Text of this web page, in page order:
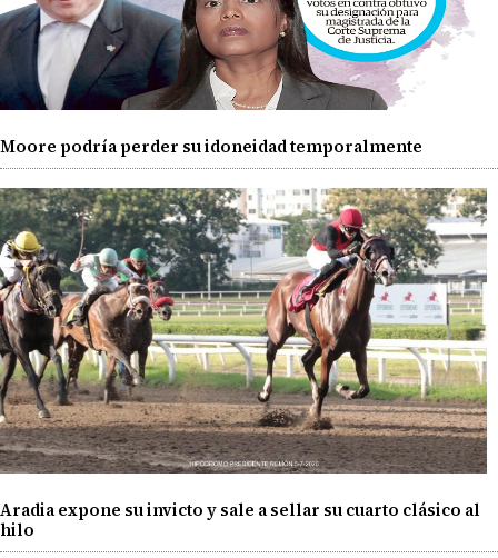
Moore podría perder su idoneidad temporalmente
Aradia expone su invicto y sale a sellar su cuarto clásico al
hilo